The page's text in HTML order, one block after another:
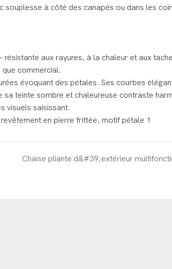
à côté des canapés ou dans les
aux rayures, à la chaleur et aux
commercial.
évoquant des pétales. Ses courbes
teinte sombre et chaleureuse contraste
visuels saisissant.